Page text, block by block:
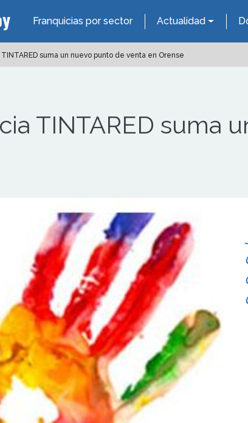
Franquicias por sector Actualidad
suma un nuevo punto de venta en Orense
TINTARED suma